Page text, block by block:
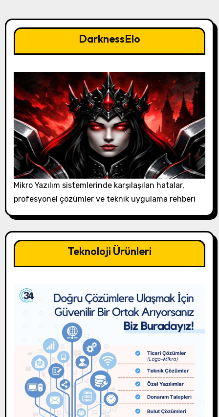
DarknessElo
Mikro Yazılım sistemlerinde karşılaşılan hatalar,
profesyonel çözümler ve teknik uygulama rehberi
Teknoloji Ürünleri